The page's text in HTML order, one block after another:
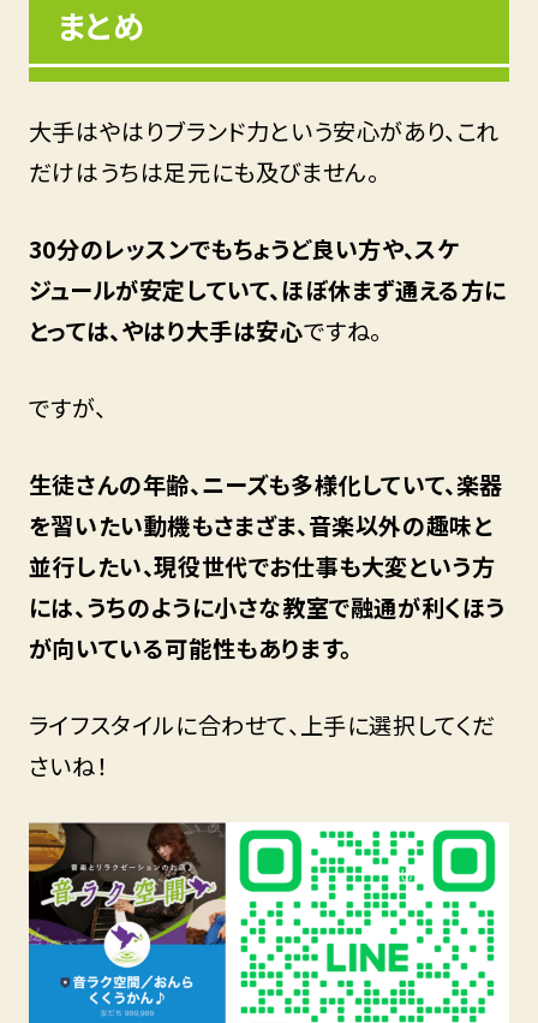
まとめ
大手はやはりブランド力という安心があり、これ
だけはうちは足元にも及びません。
30分のレッスンでもちょうど良い方や、スケ
ジュールが安定していて、ほぼ休まず通える方に
とっては、やはり大手は安心ですね。
ですが、
生徒さんの年齢、ニーズも多様化していて、楽器
を習いたい動機もさまざま、音楽以外の趣味と
並行したい、現役世代でお仕事も大変という方
には、うちのように小さな教室で融通が利くほう
が向いている可能性もあります。
ライフスタイルに合わせて、上手に選択してくだ
さいね！